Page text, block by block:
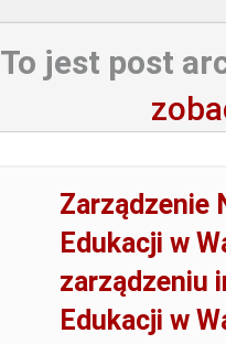
To jest post
Zarządzenie
Edukacji w
zarządzeniu
Edukacji w